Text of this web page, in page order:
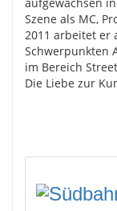
Szene als MC,
2011 arbeitet er
Schwerpunkten
im Bereich
Die Liebe zur